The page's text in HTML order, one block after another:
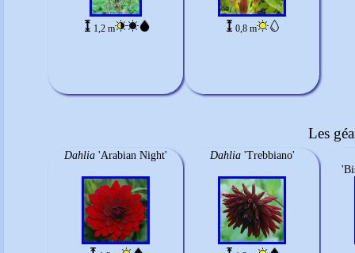
1,2 m 0,8 m
Les
Dahlia 'Arabian Night' Dahlia 'Trebbiano'